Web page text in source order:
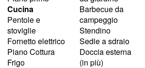
Cucina
Pentole e
stoviglie
Fornetto elettrico
Piano Cottura
Frigo
Barbecue da
campeggio
Stendino
Sedie a sdraio
Doccia esterna
(in più)